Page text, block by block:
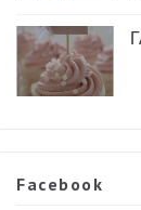
Facebook